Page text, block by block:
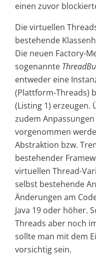
einen zuvor
Die virtuellen
bestehende
Die neuen Factory-
sogenannte
entweder eine
(Plattform-Threads)
(Listing 1) erzeugen.
zudem
vorgenommen
Abstraktion bzw.
bestehender
virtuellen Thread-
selbst bestehende
Änderungen am
Java 19 oder höher.
Threads aber noch
sollte man mit dem
vorsichtig sein.